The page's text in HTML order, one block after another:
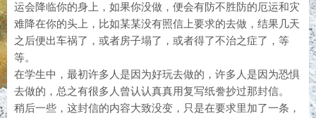
运会降临你的身上，如果你没做，便会有防不胜防的厄运和灾
难降在你的头上，比如某某没有照信上要求的去做，结果几天
之后便出车祸了，或者房子塌了，或者得了不治之症了，等
等。
在学生中，最初许多人是因为好玩去做的，许多人是因为恐惧
去做的，总之有很多人曾认认真真用复写纸誊抄过那封信。
稍后一些，这封信的内容大致没变，只是在要求里加了一条，